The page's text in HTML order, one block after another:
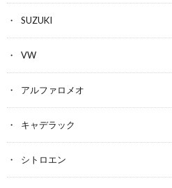
SUZUKI
VW
アルファロメオ
キャデラック
シトロエン